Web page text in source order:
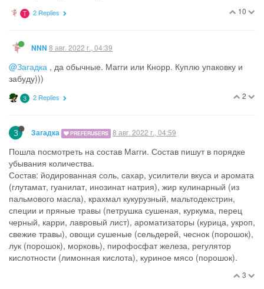
10
T 2 Replies
NNN 8 авг. 2022 г., 04:39
@Загадка , да обычные. Магги или Кнорр. Куплю упаковку и
забуду)))
2
З 2 Replies
З Загадка PREFERUSERS 8 авг. 2022 г., 04:59
Пошла посмотреть на состав Магги. Состав пишут в порядке
убывания количества.
Состав: йодированная соль, сахар, усилители вкуса и аромата
(глутамат, гуанилат, инозинат натрия), жир кулинарный (из
пальмового масла), крахмал кукурузный, мальтодекстрин,
специи и пряные травы (петрушка сушеная, куркума, перец
черный, карри, лавровый лист), ароматизаторы (курица, укроп,
свежие травы), овощи сушеные (сельдерей, чеснок (порошок),
лук (порошок), морковь), пирофосфат железа, регулятор
кислотности (лимонная кислота), куриное мясо (порошок).
3